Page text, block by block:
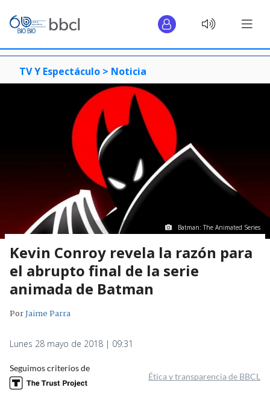
TV Y Espectáculo > Noticia
Batman: The Animated Series
Kevin Conroy revela la razón para
el abrupto final de la serie
animada de Batman
PorJaime Parra
Lunes 28 mayo de 2018 | 09:31
Seguimos criterios de
Ética y transparencia de BBCL